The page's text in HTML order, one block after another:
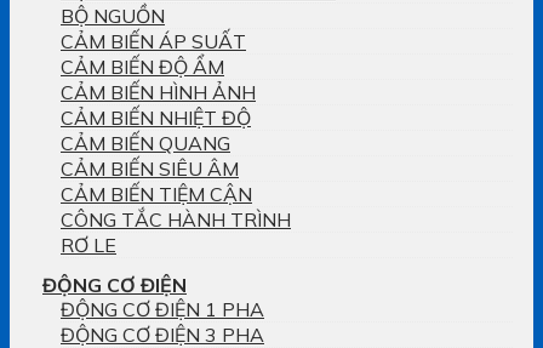
BỘ NGUỒN
CẢM BIẾN ÁP SUẤT
CẢM BIẾN ĐỘ ẨM
CẢM BIẾN HÌNH ẢNH
CẢM BIẾN NHIỆT ĐỘ
CẢM BIẾN QUANG
CẢM BIẾN SIÊU ÂM
CẢM BIẾN TIỆM CẬN
CÔNG TẮC HÀNH TRÌNH
RƠ LE
ĐỘNG CƠ ĐIỆN
ĐỘNG CƠ ĐIỆN 1 PHA
ĐỘNG CƠ ĐIỆN 3 PHA